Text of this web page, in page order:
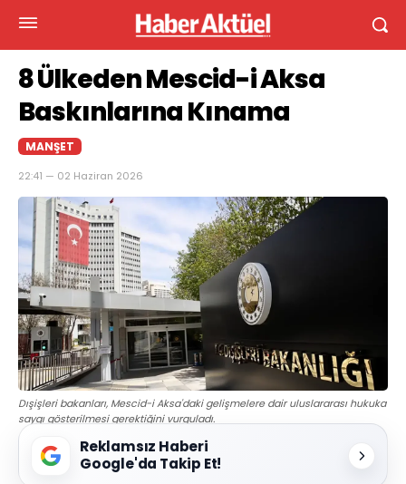
8 Ülkeden Mescid-i Aksa
Baskınlarına Kınama
MANŞET
22:41 — 02 Haziran 2026
Dışişleri bakanları, Mescid-i Aksa'daki gelişmelere dair uluslararası hukuka
saygı gösterilmesi gerektiğini vurguladı.
Reklamsız Haberi
Google'da Takip Et!